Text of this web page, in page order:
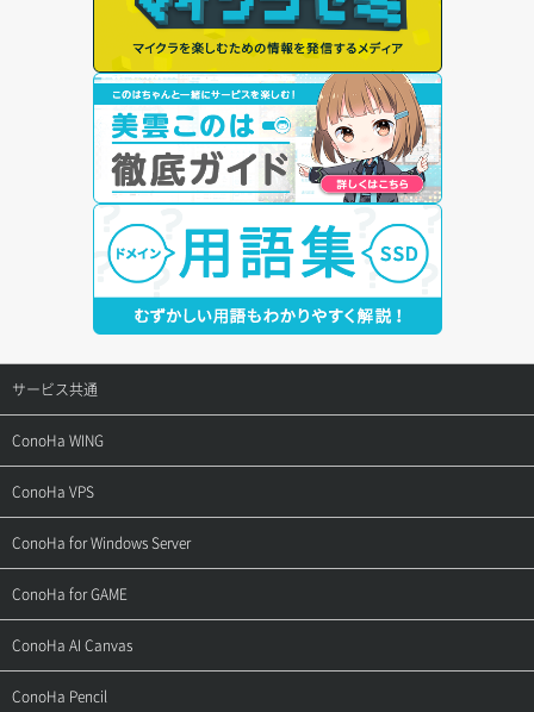
サービス共通
サポートトップ
ご契約・お支払い
用語集
お問い合わせ
ConoHa WING
サポートトップ
ご利用ガイド
お乗り換えガイド
よくある質問
ConoHa VPS
サポートトップ
ご利用ガイド
APIドキュメントVPS2.0
ConoHa for Windows Server
サポートトップ
ご利用ガイド
ConoHa for GAME
サポートトップ
ご利用ガイド
ConoHa AI Canvas
サポートトップ
ConoHa Pencil